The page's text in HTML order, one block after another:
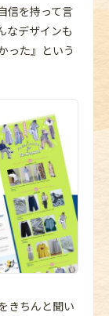
信を持って言
なデザインも
った』という
きちんと聞い